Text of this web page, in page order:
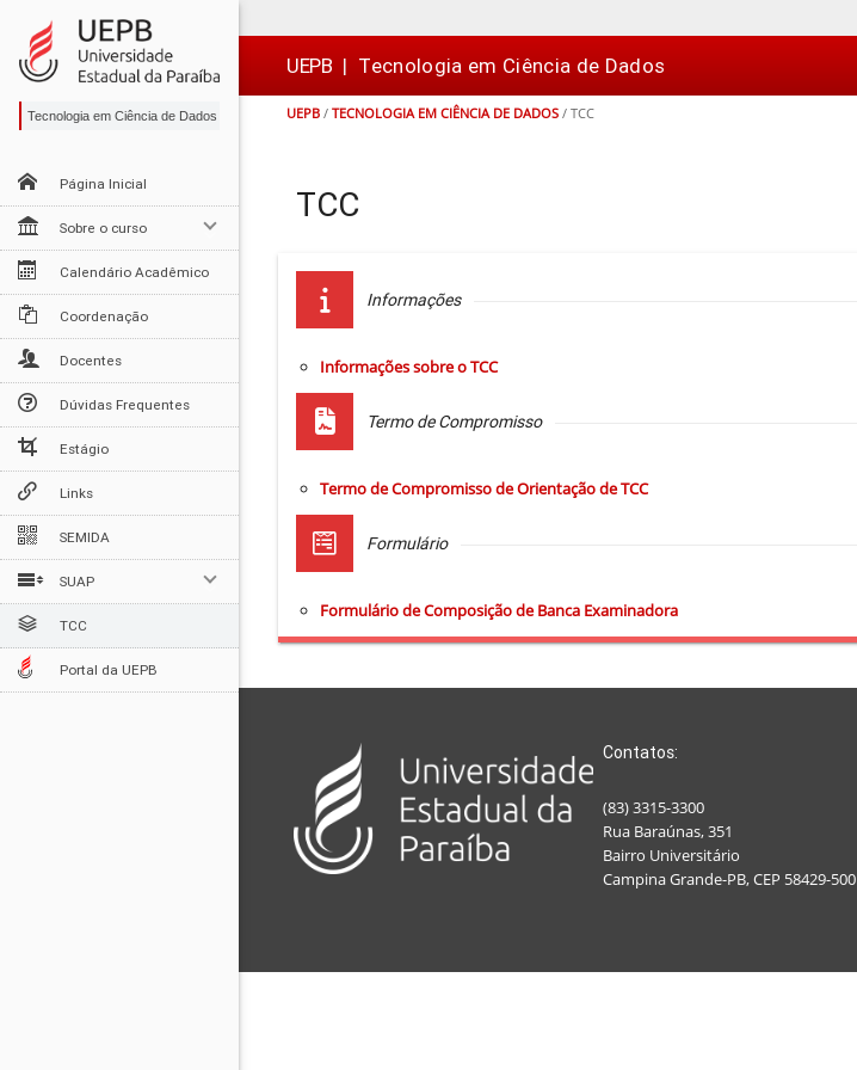
para
conteúdo
para
menu
para
busca
para
rodapé
 UEPB | Tecnologia em Ciência de Dados
UEPB / TECNOLOGIA EM CIÊNCIA DE DADOS / TCC
Tecnologia em Ciência de Dados
Página Inicial
Sobre o curso
Calendário Acadêmico
Coordenação
Docentes
Dúvidas Frequentes
Estágio
Links
SEMIDA
SUAP
TCC
Portal da UEPB
TCC
Informações
Informações sobre o TCC
Termo de Compromisso
Termo de Compromisso de Orientação de TCC
Formulário
Formulário de Composição de Banca Examinadora
Contatos:
(83) 3315-3300
Rua Baraúnas, 351
Bairro Universitário
Campina Grande-PB, CEP 58429-500